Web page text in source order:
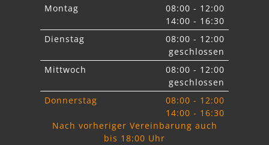
Montag
08:00 - 12:00
14:00 - 16:30
Dienstag
08:00 - 12:00
geschlossen
Mittwoch
08:00 - 12:00
geschlossen
Donnerstag
08:00 - 12:00
14:00 - 16:30
Nach vorheriger Vereinbarung auch
bis 18:00 Uhr